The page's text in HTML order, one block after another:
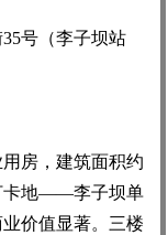
号（李子坝站
房，建筑面积约
卡地——李子坝单
价值显著。三楼